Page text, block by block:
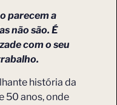
parecem a
não são. É
com o seu
história da
50 anos, onde